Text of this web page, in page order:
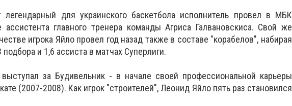
для украинского баскетбола исполнитель провел в МБК
ассистента главного тренера команды Агриса Галвановскиса. Свой же
игрока Яйло провел год назад также в составе "корабелов", набирая
и 1,6 ассиста в матчах Суперлиги.
за Будивельник - в начале своей профессиональной карьеры
(2007-2008). Как игрок "строителей", Леонид Яйло пять раз становился